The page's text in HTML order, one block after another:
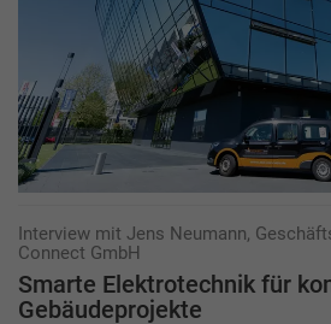
Interview mit Jens Neumann,
Connect GmbH
Smarte Elektrotechnik für
Gebäudeprojekte